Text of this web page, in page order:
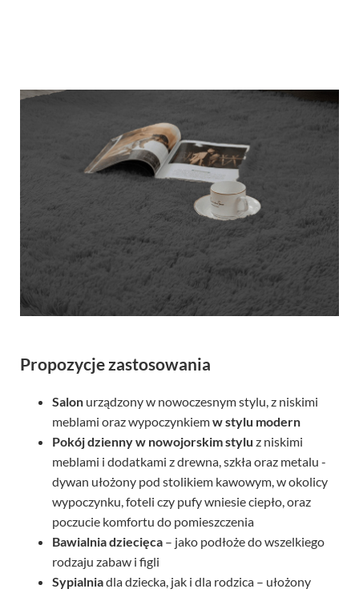
Propozycje zastosowania
Salon urządzony w nowoczesnym stylu, z niskimi
meblami oraz wypoczynkiemw stylu modern
Pokój dziennyw nowojorskim stylu z niskimi
meblami i dodatkami z drewna, szkła oraz metalu -
dywan ułożony pod stolikiem kawowym, w okolicy
wypoczynku, foteli czy pufy wniesie ciepło, oraz
poczucie komfortu do pomieszczenia
Bawialnia dziecięca – jako podłoże do wszelkiego
rodzaju zabaw i figli
Sypialniadla dziecka, jak i dla rodzica – ułożony